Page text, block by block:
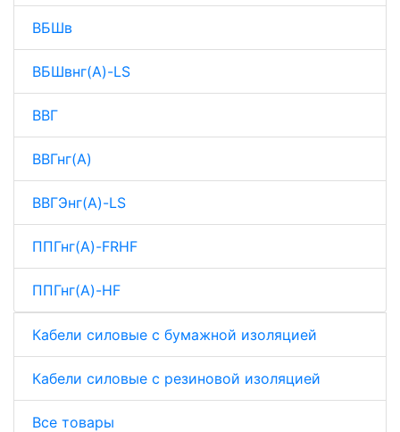
ВБШв
ВБШвнг(A)-LS
ВВГ
ВВГнг(A)
ВВГЭнг(A)-LS
ППГнг(A)-FRHF
ППГнг(A)-HF
Кабели силовые с бумажной изоляцией
Кабели силовые с резиновой изоляцией
Все товары